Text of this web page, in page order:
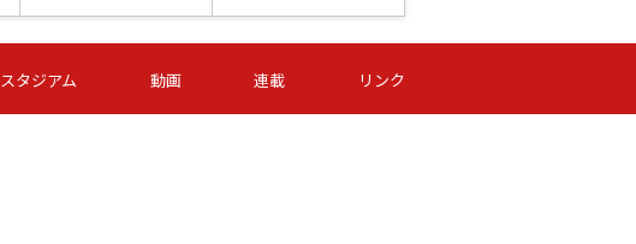
第16節 09/06 (日) 15:00
-
第16節 09/06 (日) 15:00
- -
スタジアム 動画 連載 リンク